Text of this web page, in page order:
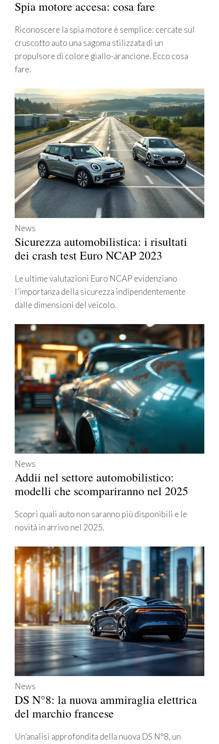
Spia motore accesa: cosa fare
Riconoscere la spia motore è semplice: cercate sul
cruscotto auto una sagoma stilizzata di un
propulsore di colore giallo-arancione. Ecco cosa
fare.
News
Sicurezza automobilistica: i risultati
dei crash test Euro NCAP 2023
Le ultime valutazioni Euro NCAP evidenziano
l’importanza della sicurezza indipendentemente
dalle dimensioni del veicolo.
News
Addii nel settore automobilistico:
modelli che scompariranno nel 2025
Scopri quali auto non saranno più disponibili e le
novità in arrivo nel 2025.
News
DS N°8: la nuova ammiraglia elettrica
del marchio francese
Un’analisi approfondita della nuova DS N°8, un